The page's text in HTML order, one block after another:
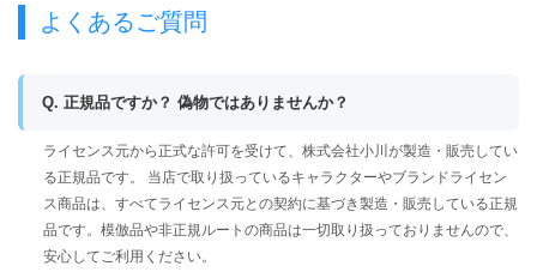
よくあるご質問
Q. 正規品ですか？ 偽物ではありませんか？
ライセンス元から正式な許可を受けて、株式会社小川が製造・販売してい
る正規品です。 当店で取り扱っているキャラクターやブランドライセン
ス商品は、すべてライセンス元との契約に基づき製造・販売している正規
品です。模倣品や非正規ルートの商品は一切取り扱っておりませんので、
安心してご利用ください。